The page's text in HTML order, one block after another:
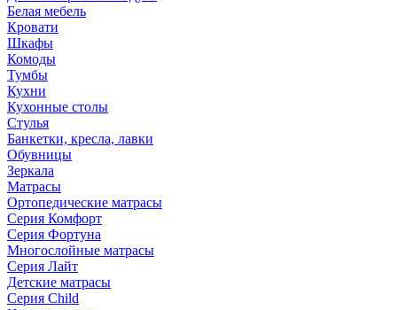
Белая мебель
Кровати
Шкафы
Комоды
Тумбы
Кухни
Кухонные столы
Стулья
Банкетки, кресла, лавки
Обувницы
Зеркала
Матрасы
Ортопедические матрасы
Серия Комфорт
Серия Фортуна
Многослойные матрасы
Серия Лайт
Детские матрасы
Серия Child